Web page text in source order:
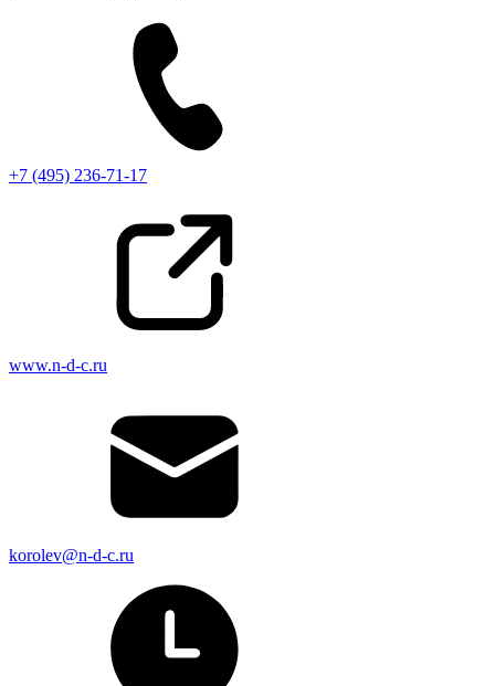
+7 (495) 236-71-17
www.n-d-c.ru
korolev@n-d-c.ru